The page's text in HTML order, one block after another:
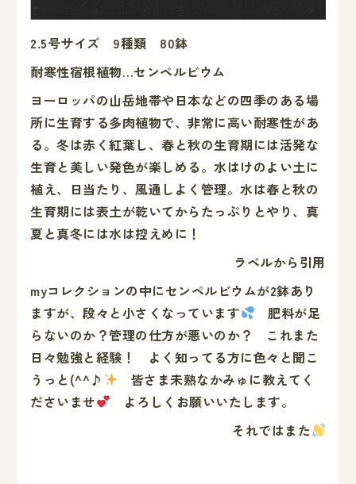
2.5号サイズ 9種類 80鉢
耐寒性宿根植物…センペルビウム
ヨーロッパの山岳地帯や日本などの四季のある場
所に生育する多肉植物で、非常に高い耐寒性があ
る。冬は赤く紅葉し、春と秋の生育期には活発な
生育と美しい発色が楽しめる。水はけのよい土に
植え、日当たり、風通しよく管理。水は春と秋の
生育期には表土が乾いてからたっぷりとやり、真
夏と真冬には水は控えめに！
ラベルから引用
myコレクションの中にセンペルビウムが2鉢あり
ますが、段々と小さくなっています
肥料が足
らないのか？管理の仕方が悪いのか？ これまた
日々勉強と経験！ よく知ってる方に色々と聞こ
うっと(^^♪
皆さま未熟なかみゅに教えてく
ださいませ
よろしくお願いいたします。
それではまた